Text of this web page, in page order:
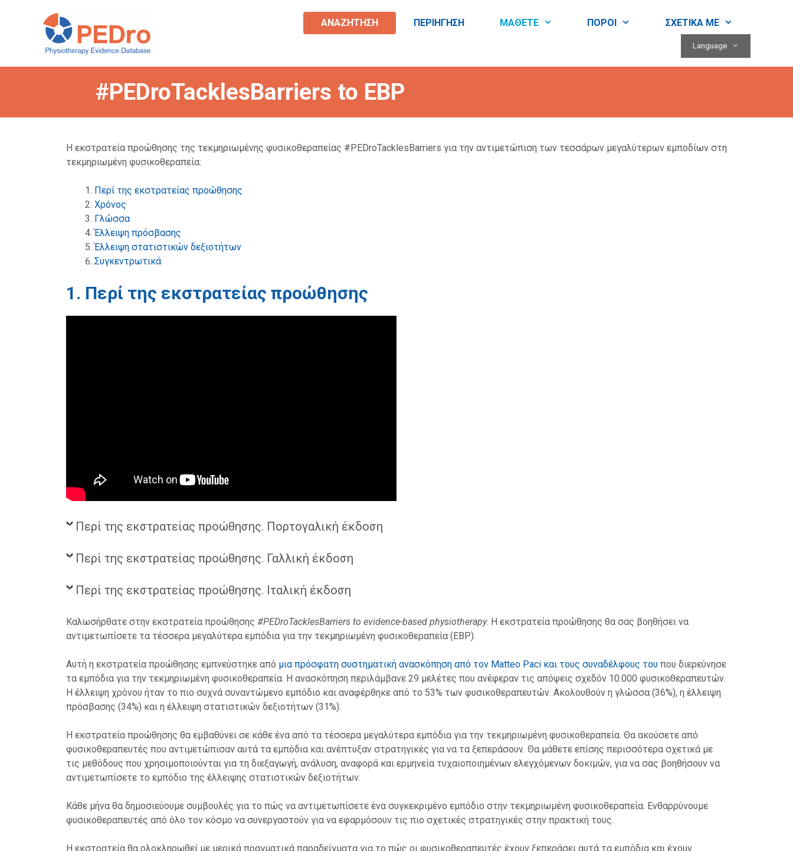
ΑΝΑΖHΤΗΣΗ ΠΕΡΙHΓΗΣΗ ΜAΘΕΤΕ ΠOΡΟΙ ΣΧΕΤΙΚA ΜΕ
Language
#PEDroTacklesBarriers to EBP
Η εκστρατεία προώθησης της τεκμηριωμένης φυσικοθεραπείας #PEDroTacklesBarriers για την αντιμετώπιση των τεσσάρων μεγαλύτερων εμποδίων στη
τεκμηριωμένη φυσικοθεραπεία:
Περί της εκστρατείας προώθησης
Χρόνος
Γλώσσα
Έλλειψη πρόσβασης
Έλλειψη στατιστικών δεξιοτήτων
Συγκεντρωτικά
1. Περί της εκστρατείας προώθησης
Περί της εκστρατείας προώθησης. Πορτογαλική έκδοση
Περί της εκστρατείας προώθησης. Γαλλική έκδοση
Περί της εκστρατείας προώθησης. Ιταλική έκδοση
Καλωσήρθατε στην εκστρατεία προώθησης #PEDroTacklesBarriers to evidence-based physiotherapy. Η εκστρατεία προώθησης θα σας βοηθήσει να
αντιμετωπίσετε τα τέσσερα μεγαλύτερα εμπόδια για την τεκμηριωμένη φυσικοθεραπεία (EBP).
Αυτή η εκστρατεία προώθησης εμπνεύστηκε από μια πρόσφατη συστηματική ανασκόπηση από τον Matteo Paci και τους συναδέλφους του που διερεύνησε
τα εμπόδια για την τεκμηριωμένη φυσικοθεραπεία. Η ανασκόπηση περιλάμβανε 29 μελέτες που ανέφεραν τις απόψεις σχεδόν 10.000 φυσικοθεραπευτών.
Η έλλειψη χρόνου ήταν το πιο συχνά συναντώμενο εμπόδιο και αναφέρθηκε από το 53% των φυσικοθεραπευτών. Ακολουθούν η γλώσσα (36%), η έλλειψη
πρόσβασης (34%) και η έλλειψη στατιστικών δεξιοτήτων (31%).
Η εκστρατεία προώθησης θα εμβαθύνει σε κάθε ένα από τα τέσσερα μεγαλύτερα εμπόδια για την τεκμηριωμένη φυσικοθεραπεία. Θα ακούσετε από
φυσικοθεραπευτές που αντιμετώπισαν αυτά τα εμπόδια και ανέπτυξαν στρατηγικές για να τα ξεπεράσουν. Θα μάθετε επίσης περισσότερα σχετικά με
τις μεθόδους που χρησιμοποιούνται για τη διεξαγωγή, ανάλυση, αναφορά και ερμηνεία τυχαιοποιημένων ελεγχόμενων δοκιμών, για να σας βοηθήσουν να
αντιμετωπίσετε το εμπόδιο της έλλειψης στατιστικών δεξιοτήτων.
Κάθε μήνα θα δημοσιεύουμε συμβουλές για το πώς να αντιμετωπίσετε ένα συγκεκριμένο εμπόδιο στην τεκμηριωμένη φυσικοθεραπεία. Ενθαρρύνουμε
φυσικοθεραπευτές από όλο τον κόσμο να συνεργαστούν για να εφαρμόσουν τις πιο σχετικές στρατηγικές στην πρακτική τους.
Η εκστρατεία θα ολοκληρωθεί με μερικά πραγματικά παραδείγματα για το πώς οι φυσικοθεραπευτές έχουν ξεπεράσει αυτά τα εμπόδια και έχουν